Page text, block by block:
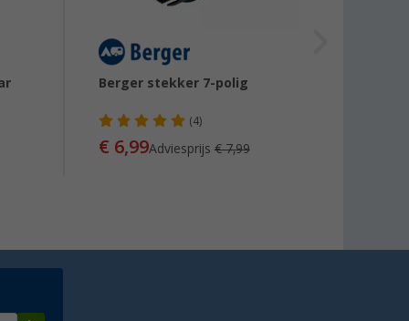
Berger stekker 7-polig
(4)
€ 6,99Adviesprijs € 7,99